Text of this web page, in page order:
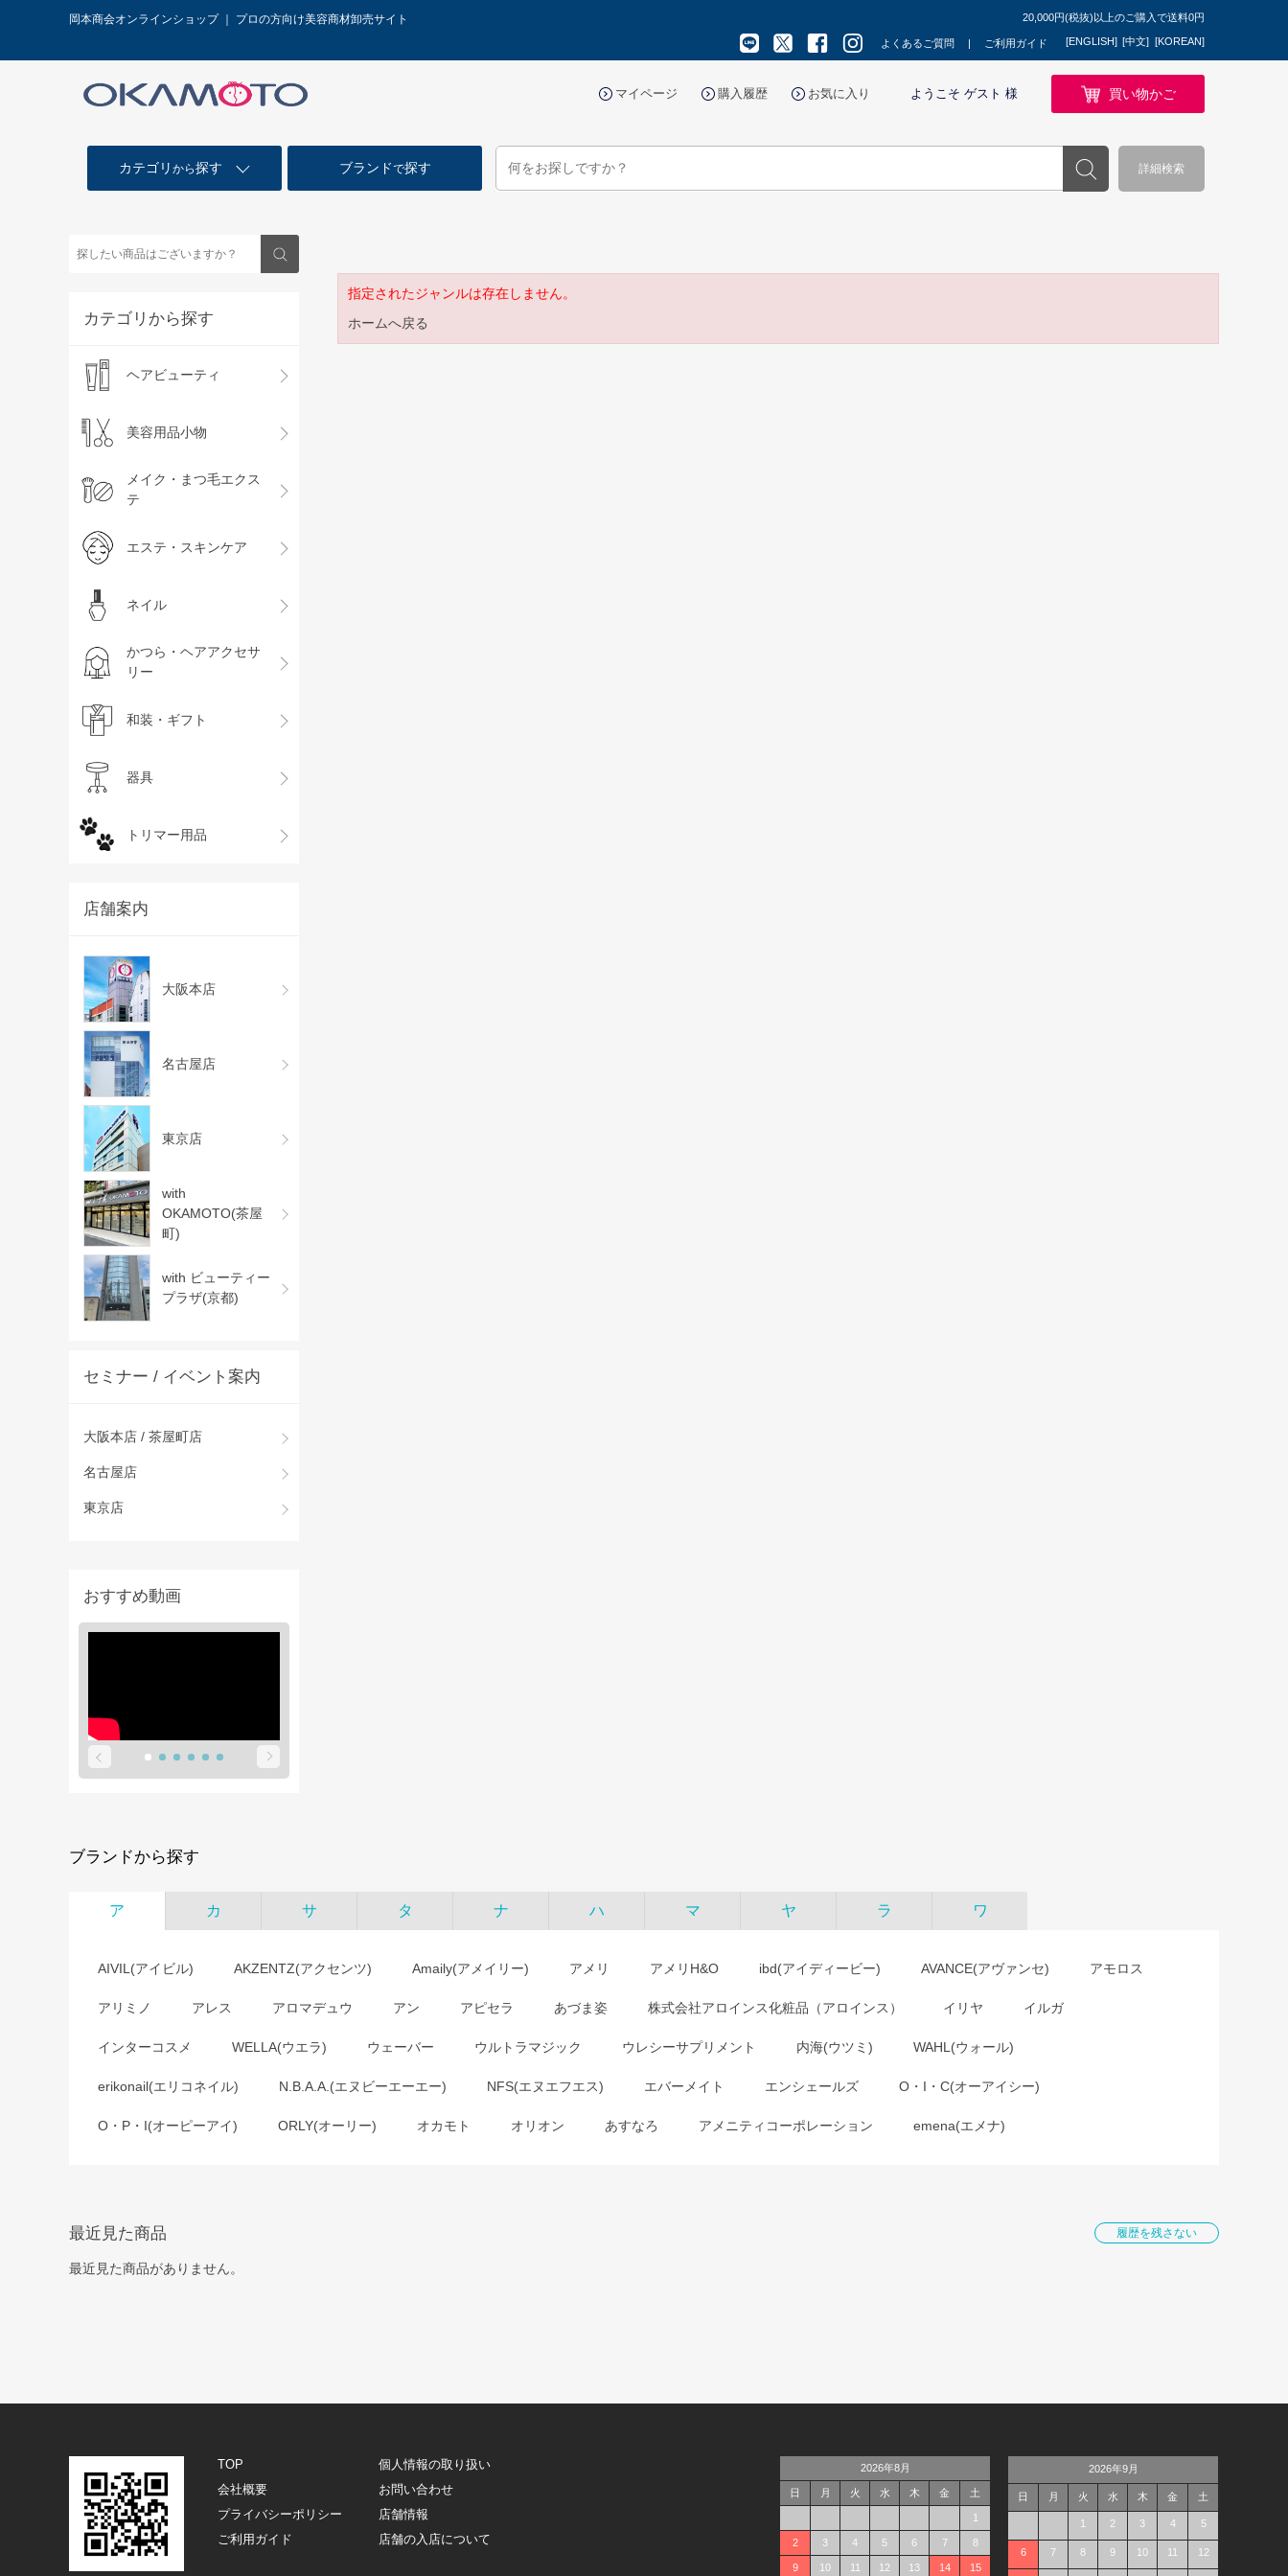
岡本商会オンラインショップ ｜ プロの方向け美容商材卸売サイト 20,000円(税抜)以上のご購入で送料0円
よくあるご質問 ご利用ガイド [ENGLISH] [中文] [KOREAN]
マイページ 購入履歴 お気に入り ようこそ ゲスト 様 買い物かご
カテゴリ から探す ブランドで探す 詳細検索
カテゴリから探す
ヘアビューティ
美容用品小物
メイク・まつ毛エクス
テ
エステ・スキンケア
ネイル
かつら・ヘアアクセサ
リー
和装・ギフト
器具
トリマー用品
店舗案内
大阪本店
名古屋店
東京店
with
OKAMOTO(茶屋
町)
with ビューティー
プラザ(京都)
セミナー / イベント案内
大阪本店 / 茶屋町店
名古屋店
東京店
おすすめ動画
指定されたジャンルは存在しません。
ホームへ戻る
ブランドから探す
ア カ サ タ ナ ハ マ ヤ ラ ワ
AIVIL(アイビル) AKZENTZ(アクセンツ) Amaily(アメイリー) アメリ アメリH&O ibd(アイディービー) AVANCE(アヴァンセ) アモロス
アリミノ アレス アロマデュウ アン アピセラ あづま姿 株式会社アロインス化粧品（アロインス） イリヤ イルガ
インターコスメ WELLA(ウエラ) ウェーバー ウルトラマジック ウレシーサプリメント 内海(ウツミ) WAHL(ウォール)
erikonail(エリコネイル) N.B.A.A.(エヌビーエーエー) NFS(エヌエフエス) エバーメイト エンシェールズ O・I・C(オーアイシー)
O・P・I(オーピーアイ) ORLY(オーリー) オカモト オリオン あすなろ アメニティコーポレーション emena(エメナ)
最近見た商品 履歴を残さない
最近見た商品がありません。
TOP
個人情報の取り扱い
会社概要
お問い合わせ
プライバシーポリシー
店舗情報
ご利用ガイド
店舗の入店について
2026年8月
日 月 火 水 木 金 土
1
2 3 4 5 6 7 8
9 10 11 12 13 14 15
2026年9月
日 月 火 水 木 金 土
1 2 3 4 5
6 7 8 9 10 11 12